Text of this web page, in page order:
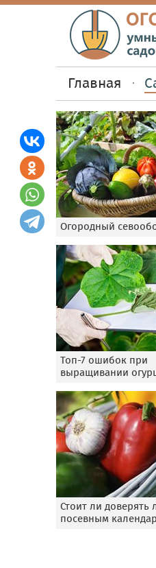
Главная
Огородный
Топ-7 ошибок при
выращивании
Стоит ли доверять
посевным